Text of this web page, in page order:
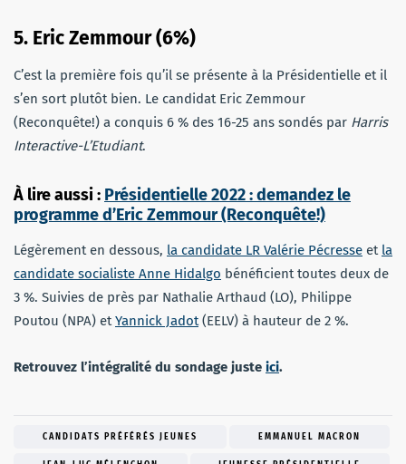
5. Eric Zemmour (6%)
C’est la première fois qu’il se présente à la Présidentielle et il
s’en sort plutôt bien. Le candidat Eric Zemmour
(Reconquête!) a conquis 6 % des 16-25 ans sondés par Harris
Interactive-L’Etudiant.
À lire aussi : Présidentielle 2022 : demandez le
programme d’Eric Zemmour (Reconquête!)
Légèrement en dessous, la candidate LR Valérie Pécresse et la
candidate socialiste Anne Hidalgo bénéficient toutes deux de
3 %. Suivies de près par Nathalie Arthaud (LO), Philippe
Poutou (NPA) etYannick Jadot(EELV) à hauteur de 2 %.
Retrouvez l’intégralité du sondage juste ici.
CANDIDATS PRÉFÉRÉS JEUNES EMMANUEL MACRON